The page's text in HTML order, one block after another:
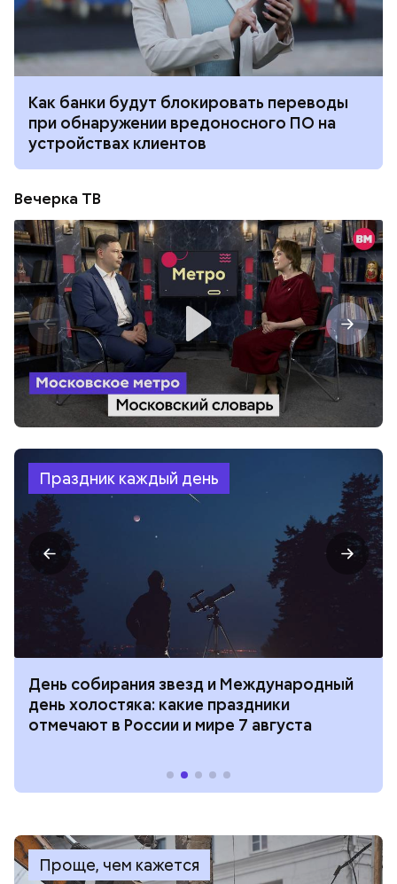
Как банки будут блокировать переводы
при обнаружении вредоносного ПО на
устройствах клиентов
Вечерка ТВ
Праздник каждый день
День собирания звезд и Международный
день холостяка: какие праздники
отмечают в России и мире 7 августа
Проще, чем кажется